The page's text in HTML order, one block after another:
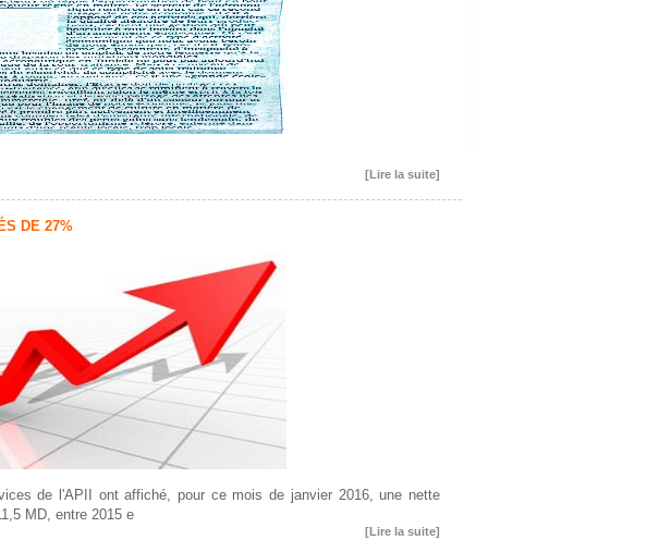
[Lire la suite]
DE 27%
de l'APII ont affiché, pour ce mois de janvier 2016, une nette
MD, entre 2015 e
[Lire la suite]